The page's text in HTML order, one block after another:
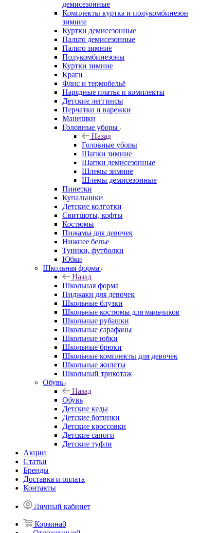
демисезонные
Комплекты куртка и полукомбинезон
зимние
Куртки демисезонные
Пальто демисезонные
Пальто зимние
Полукомбинезоны
Куртки зимние
Краги
Флис и термобельё
Нарядные платья и комплекты
Детские леггинсы
Перчатки и варежки
Манишки
Головные уборы
Назад
Головные уборы
Шапки зимние
Шапки демисезонные
Шлемы зимние
Шлемы демисезонные
Пинетки
Купальники
Детские колготки
Свитшоты, кофты
Костюмы
Пижамы для девочек
Нижнее белье
Туники, футболки
Юбки
Школьная форма
Назад
Школьная форма
Пиджаки для девочек
Школьные блузки
Школьные костюмы для мальчиков
Школьные рубашки
Школьные сарафаны
Школьные юбки
Школьные брюки
Школьные комплекты для девочек
Школьные жилеты
Школьный трикотаж
Обувь
Назад
Обувь
Детские кеды
Детские ботинки
Детские кроссовки
Детские сапоги
Детские туфли
Акции
Статьи
Бренды
Доставка и оплата
Контакты
Личный кабинет
Корзина0